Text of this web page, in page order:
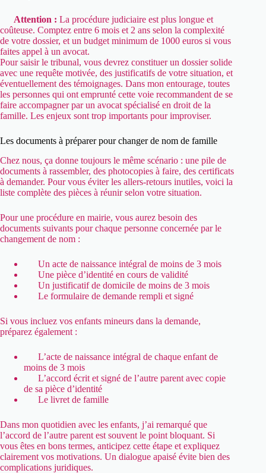
Attention : La procédure judiciaire est plus longue et
coûteuse. Comptez entre 6 mois et 2 ans selon la complexité
de votre dossier, et un budget minimum de 1000 euros si vous
faites appel à un avocat.
Pour saisir le tribunal, vous devrez constituer un dossier solide
avec une requête motivée, des justificatifs de votre situation, et
éventuellement des témoignages. Dans mon entourage, toutes
les personnes qui ont emprunté cette voie recommandent de se
faire accompagner par un avocat spécialisé en droit de la
famille. Les enjeux sont trop importants pour improviser.
Les documents à préparer pour changer de nom de famille
Chez nous, ça donne toujours le même scénario : une pile de
documents à rassembler, des photocopies à faire, des certificats
à demander. Pour vous éviter les allers-retours inutiles, voici la
liste complète des pièces à réunir selon votre situation.
Pour une procédure en mairie, vous aurez besoin des
documents suivants pour chaque personne concernée par le
changement de nom :
Un acte de naissance intégral de moins de 3 mois
Une pièce d’identité en cours de validité
Un justificatif de domicile de moins de 3 mois
Le formulaire de demande rempli et signé
Si vous incluez vos enfants mineurs dans la demande,
préparez également :
L’acte de naissance intégral de chaque enfant de
moins de 3 mois
L’accord écrit et signé de l’autre parent avec copie
de sa pièce d’identité
Le livret de famille
Dans mon quotidien avec les enfants, j’ai remarqué que
l’accord de l’autre parent est souvent le point bloquant. Si
vous êtes en bons termes, anticipez cette étape et expliquez
clairement vos motivations. Un dialogue apaisé évite bien des
complications juridiques.